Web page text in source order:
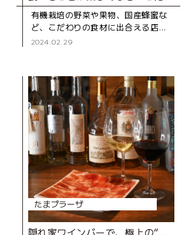
有機栽培の野菜や果物、国産蜂蜜な
ど、こだわりの食材に出合える店
「三井ナチュラルガーデン」。 たま
2024.02.29
たまプラーザ